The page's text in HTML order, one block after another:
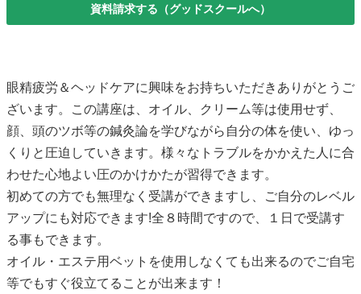
資料請求する（グッドスクールへ）
眼精疲労＆ヘッドケアに興味をお持ちいただきありがとうご
ざいます。この講座は、オイル、クリーム等は使用せず、
顔、頭のツボ等の鍼灸論を学びながら自分の体を使い、ゆっ
くりと圧迫していきます。様々なトラブルをかかえた人に合
わせた心地よい圧のかけかたが習得できます。
初めての方でも無理なく受講ができますし、ご自分のレベル
アップにも対応できます!全８時間ですので、１日で受講す
る事もできます。
オイル・エステ用ベットを使用しなくても出来るのでご自宅
等でもすぐ役立てることが出来ます！